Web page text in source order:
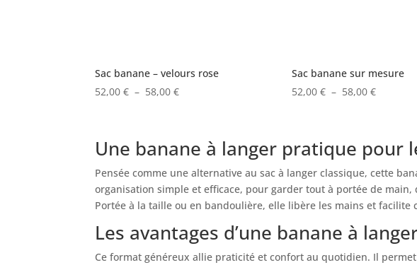
Sac banane – velours rose
52,00€ – 58,00€Plage
52,00 €
à
58,00 €
Sac banane sur mesure
52,00€ – 58,00€Plage
à
58,00 €
Une banane à langer pratique pour
Pensée comme une alternative au sac à langer classique, cette
organisation simple et efficace, pour garder tout à portée de
Portée à la taille ou en bandoulière, elle libère les mains et facilite
Les avantages d’une banane à
Ce format généreux allie praticité et confort au quotidien. Il